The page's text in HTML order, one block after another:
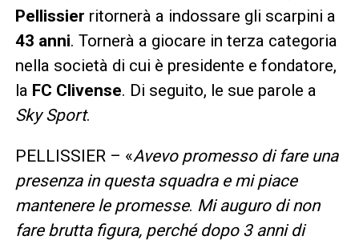
Pellissier ritornerà a indossare gli scarpini a
43 anni. Tornerà a giocare in terza categoria
nella società di cui è presidente e fondatore,
la FC Clivense. Di seguito, le sue parole a
Sky Sport.
PELLISSIER – «Avevo promesso di fare una
presenza in questa squadra e mi piace
mantenere le promesse. Mi auguro di non
fare brutta figura, perché dopo 3 anni di